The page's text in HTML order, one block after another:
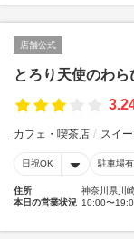
店舗公式
とろり天使のわ
カフェ・喫茶店 スイ
日祝OK 駐車場有
住所
神奈川県川
本日の営業状況 10:00〜